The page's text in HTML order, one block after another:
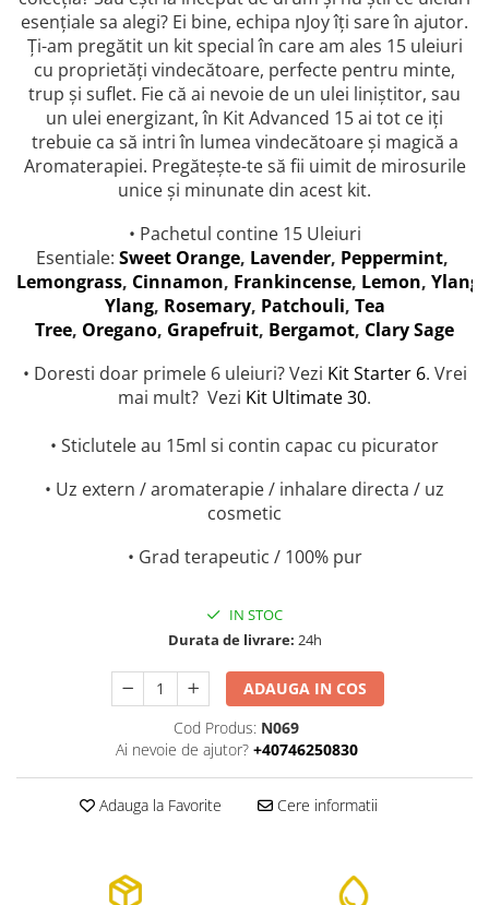
combate Depresia
Imbratiseaza Toamna
Aromele Sarbatorilor de Iarna
Self love* In Asteptarea Soarelui
Pericole_vs_beneficii
esențiale sa alegi? Ei bine, echipa nJoy îți sare în ajutor.
Ți-am pregătit un kit special în care am ales 15 uleiuri
cu proprietăți vindecătoare, perfecte pentru minte,
trup și suflet. Fie că ai nevoie de un ulei liniștitor, sau
un ulei energizant, în Kit Advanced 15 ai tot ce iți
trebuie ca să intri în lumea vindecătoare și magică a
Aromaterapiei. Pregătește-te să fii uimit de mirosurile
unice și minunate din acest kit.
• Pachetul contine 15 Uleiuri
Esentiale: Sweet Orange, Lavender, Peppermint,
Lemongrass, Cinnamon, Frankincense, Lemon, Ylang
Ylang, Rosemary, Patchouli, Tea
Tree, Oregano, Grapefruit, Bergamot, Clary Sage
• Doresti doar primele 6 uleiuri? Vezi Kit Starter 6. Vrei
mai mult? Vezi Kit Ultimate 30.
• Sticlutele au 15ml si contin capac cu picurator
• Uz extern / aromaterapie / inhalare directa / uz
cosmetic
• Grad terapeutic / 100% pur
IN STOC
Durata de livrare: 24h
ADAUGA IN COS
Cod Produs: N069
Ai nevoie de ajutor? +40746250830
Adauga la Favorite Cere informatii